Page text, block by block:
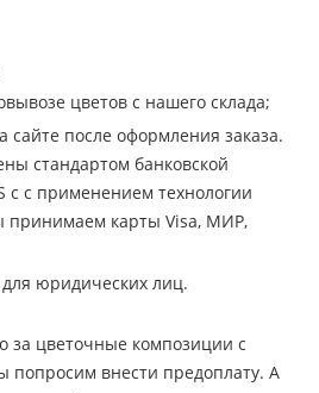
цветов с нашего склада;
сайте после оформления заказа.
стандартом банковской
с с применением технологии
принимаем карты Visa, МИР,
юридических лиц.
за цветочные композиции с
попросим внести предоплату. А